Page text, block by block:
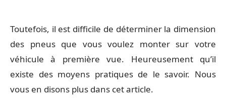
Toutefois, il est difficile de déterminer la dimension
des pneus que vous voulez monter sur votre
véhicule à première vue. Heureusement qu’il
existe des moyens pratiques de le savoir. Nous
vous en disons plus dans cet article.